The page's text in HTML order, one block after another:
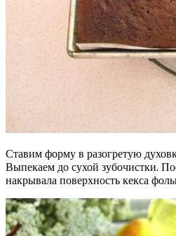
Ставим форму в разогретую
Выпекаем до сухой зубочистки.
накрывала поверхность кекса